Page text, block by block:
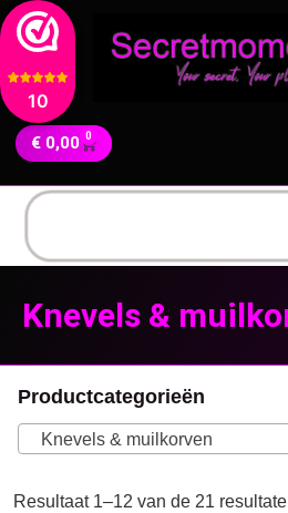
10
€ 0,00 0
Knevels &
Productcategorieën
Knevels & muilkorven
Resultaat 1–12 van de 21